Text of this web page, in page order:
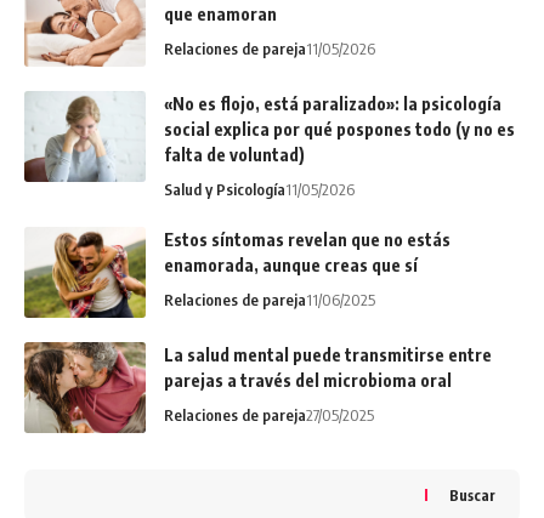
que enamoran
Relaciones de pareja11/05/2026
«No es flojo, está paralizado»: la psicología
social explica por qué pospones todo (y no es
falta de voluntad)
Salud y Psicología11/05/2026
Estos síntomas revelan que no estás
enamorada, aunque creas que sí
Relaciones de pareja11/06/2025
La salud mental puede transmitirse entre
parejas a través del microbioma oral
Relaciones de pareja27/05/2025
Buscar